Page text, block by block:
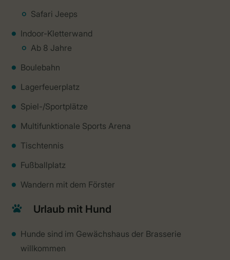
Safari Jeeps
Indoor-Kletterwand
Ab 8 Jahre
Boulebahn
Lagerfeuerplatz
Spiel-/Sportplätze
Multifunktionale Sports Arena
Tischtennis
Fußballplatz
Wandern mit dem Förster
Urlaub mit Hund
Hunde sind im Gewächshaus der Brasserie
willkommen